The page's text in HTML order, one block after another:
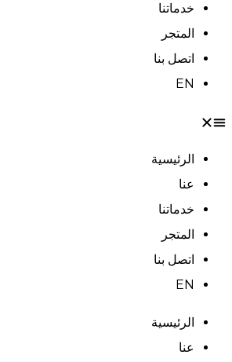
خدماتنا
المتجر
اتصل بنا
EN
الرئيسية
عنا
خدماتنا
المتجر
اتصل بنا
EN
الرئيسية
عنا